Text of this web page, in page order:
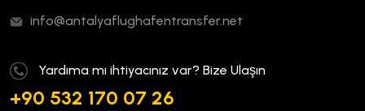
info@antalyaflughafentransfer.net
Yardıma mı ihtiyacınız var? Bize Ulaşın
+90 532 170 07 26